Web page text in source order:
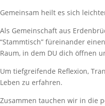
Gemeinsam heilt es sich
Als Gemeinschaft aus
“Stammtisch” füreinander
Raum, in dem DU dich öffnen
Um tiefgreifende Reflexion,
Leben zu erfahren.
Zusammen tauchen wir in die